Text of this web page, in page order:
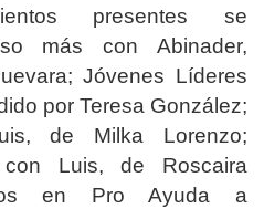
presentes se
más con Abinader,
Jóvenes Líderes
por Teresa González;
de Milka Lorenzo;
con Luis, de Roscaira
en Pro Ayuda a